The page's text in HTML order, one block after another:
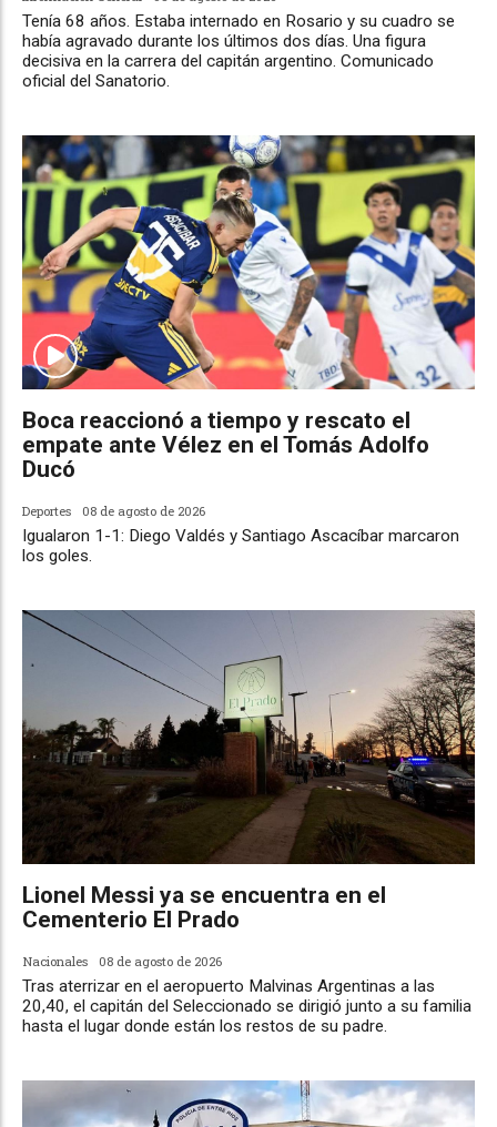
Tenía 68 años. Estaba internado en Rosario y su cuadro se
había agravado durante los últimos dos días. Una figura
decisiva en la carrera del capitán argentino. Comunicado
oficial del Sanatorio.
Boca reaccionó a tiempo y rescato el
empate ante Vélez en el Tomás Adolfo
Ducó
Deportes 08 de agosto de 2026
Igualaron 1-1: Diego Valdés y Santiago Ascacíbar marcaron
los goles.
Lionel Messi ya se encuentra en el
Cementerio El Prado
Nacionales 08 de agosto de 2026
Tras aterrizar en el aeropuerto Malvinas Argentinas a las
20,40, el capitán del Seleccionado se dirigió junto a su familia
hasta el lugar donde están los restos de su padre.